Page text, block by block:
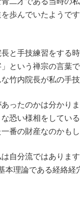
歩んでいたようで
と手技練習をする時
という禅宗の言葉
竹内院長が私の手
ったのかは分かり
恐い様相をしてい
番の財産なのかもし
自分流ではありま
本理論である経絡